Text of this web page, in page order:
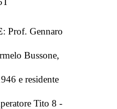
: Prof. Gennaro
Bussone,
e residente
Tito 8 -